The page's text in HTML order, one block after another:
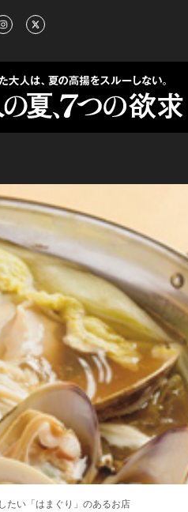
タイル情報
たい「はまぐり」のあるお店